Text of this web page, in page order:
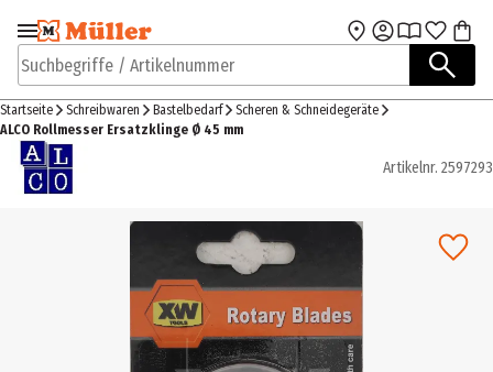
Zur Navigation
springen
Zum Hauptinhalt
Suchbegriffe / Artikelnummer
Startseite Schreibwaren Bastelbedarf
Scheren & Schneidegeräte
ALCO Rollmesser Ersatzklinge Ø 45 mm
Artikelnr. 2597293